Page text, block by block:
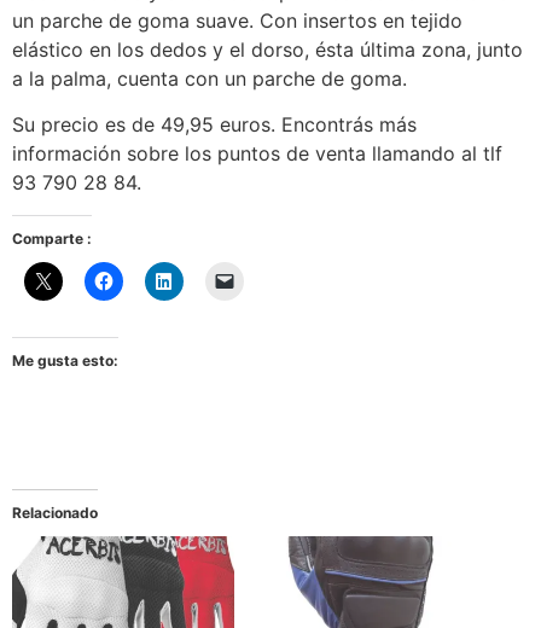
un parche de goma suave. Con insertos en tejido
elástico en los dedos y el dorso, ésta última zona, junto
a la palma, cuenta con un parche de goma.
Su precio es de 49,95 euros. Encontrás más
información sobre los puntos de venta llamando al tlf
93 790 28 84.
Comparte :
Me gusta esto:
Relacionado